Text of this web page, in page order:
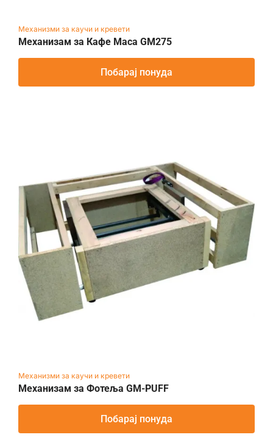
Механизми за каучи и кревети
Механизам за Кафе Маса GM275
Побарај понуда
Механизми за каучи и кревети
Механизам за Фотеља GM-PUFF
Побарај понуда